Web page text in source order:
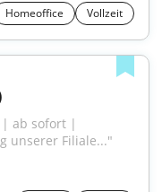
Homeoffice Vollzeit
| ab sofort |
unserer Filiale..."